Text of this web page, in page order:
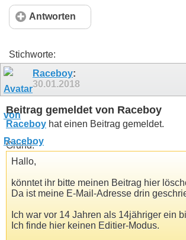
Antworten
Stichworte:
Raceboy:
30.01.2018
Beitrag gemeldet von Raceboy
Raceboy hat einen Beitrag gemeldet.
Grund:
Hallo,
könntet ihr bitte meinen Beitrag hier
Da ist meine E-Mail-Adresse drin
Ich war vor 14 Jahren als 14jähriger ein
Ich finde hier keinen Editier-Modus.